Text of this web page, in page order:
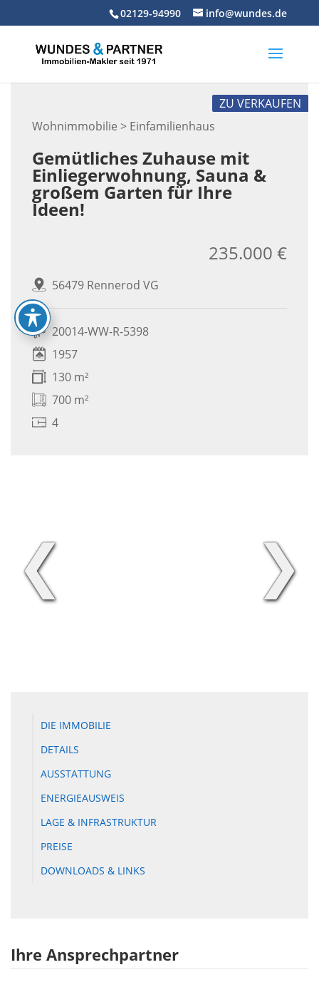
02129-94990 info@wundes.de
Wohnimmobilie > Einfamilienhaus
ZU VERKAUFEN
Gemütliches Zuhause mit
Einliegerwohnung, Sauna &
großem Garten für Ihre
Ideen!
56479 Rennerod VG
235.000 €
20014-WW-R-5398
1957
130 m²
700 m²
4
❮ ❯
DIE IMMOBILIE
DETAILS
AUSSTATTUNG
ENERGIEAUSWEIS
LAGE & INFRASTRUKTUR
PREISE
DOWNLOADS & LINKS
Ihre Ansprechpartner